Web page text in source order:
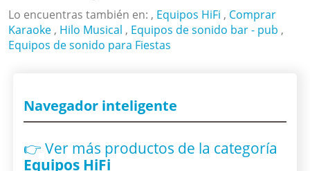
Lo encuentras también en: , Equipos HiFi , Comprar
Karaoke , Hilo Musical , Equipos de sonido bar - pub ,
Equipos de sonido para Fiestas
Navegador inteligente
👉 Ver más productos de la categoría
Equipos HiFi